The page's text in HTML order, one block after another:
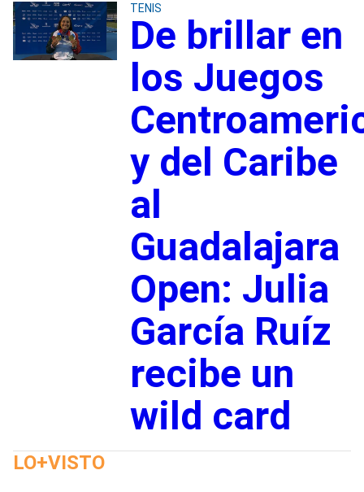
TENIS
De brillar en
los Juegos
y del Caribe
al
Guadalajara
Open: Julia
García Ruíz
recibe un
wild card
LO+VISTO